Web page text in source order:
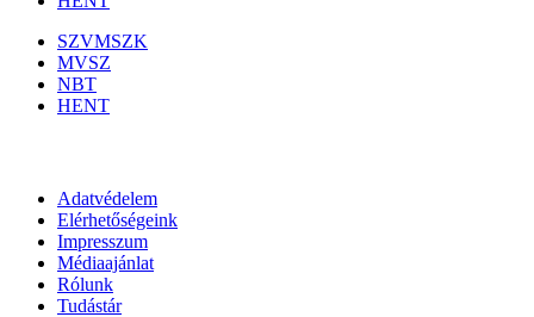
SZVMSZK
MVSZ
NBT
HENT
Adatvédelem
Elérhetőségeink
Impresszum
Médiaajánlat
Rólunk
Tudástár